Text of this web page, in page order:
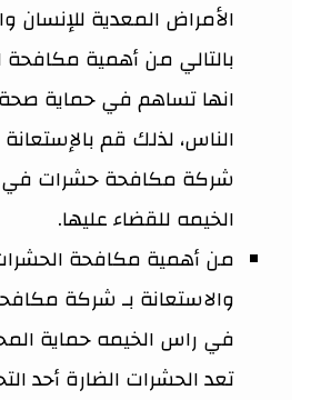
الأمراض المعدية للإنسان
بالتالي من أهمية مكافحة
انها تساهم في حماية
الناس، لذلك قم
شركة مكافحة حشرات
الخيمه للقضاء عليها.
من أهمية مكافحة
والاستعانة بـ شركة
في راس الخيمه حماية
تعد الحشرات الضارة أحد